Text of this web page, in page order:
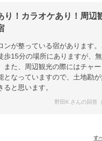
り！カラオケあり！周辺
ンが整っている宿があります。
歩15分の場所にありますが、
また、周辺観光の際にはチャ
となっていますので、土地勘
ると思います。
野田K さんの回答
す